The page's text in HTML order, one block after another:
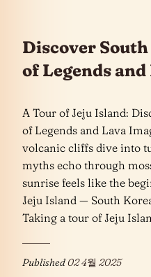
Discover
of Legends and
A Tour of Jeju Island:
of Legends and Lava
volcanic cliffs dive into
myths echo through
sunrise feels like the
Jeju Island — South
Taking a tour of Jeju
Published02 4월 2025